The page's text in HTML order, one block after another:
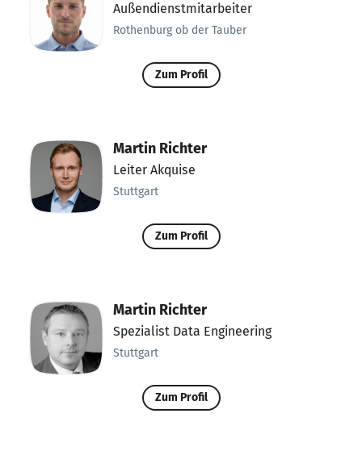
Außendienstmitarbeiter
Rothenburg ob der Tauber
Zum Profil
Martin Richter
Leiter Akquise
Stuttgart
Zum Profil
Martin Richter
Spezialist Data Engineering
Stuttgart
Zum Profil